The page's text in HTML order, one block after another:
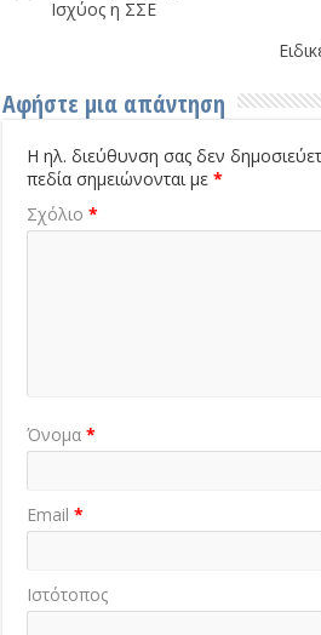
Ισχύος η ΣΣΕ
Αφήστε μια απάντηση
Η ηλ. διεύθυνση σας δεν
πεδία σημειώνονται με*
Σχόλιο*
Όνομα*
Email*
Ιστότοπος